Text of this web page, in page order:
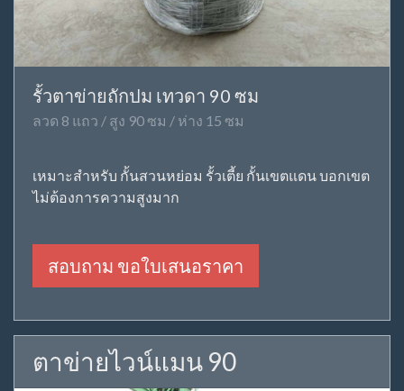
รั้วตาข่ายถักปม เทวดา 90 ซม
ลวด 8 แถว / สูง 90 ซม / ห่าง 15 ซม
เหมาะสำหรับ กั้นสวนหย่อม รั้วเตี้ย กั้นเขตแดน บอกเขต
ไม่ต้องการความสูงมาก
สอบถาม ขอใบเสนอราคา
ตาข่ายไวน์แมน 90